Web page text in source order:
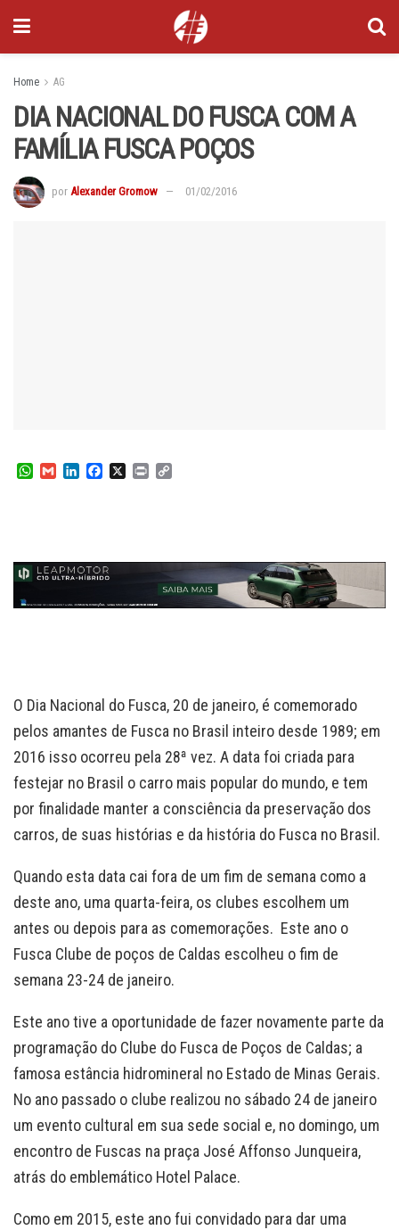
Home AG
DIA NACIONAL DO FUSCA COM A
FAMÍLIA FUSCA POÇOS
por Alexander Gromow 01/02/2016
W
p
p
G
I
n
o
k
X
P
n
k
O Dia Nacional do Fusca, 20 de janeiro, é comemorado
pelos amantes de Fusca no Brasil inteiro desde 1989; em
2016 isso ocorreu pela 28ª vez. A data foi criada para
festejar no Brasil o carro mais popular do mundo, e tem
por finalidade manter a consciência da preservação dos
carros, de suas histórias e da história do Fusca no Brasil.
Quando esta data cai fora de um fim de semana como a
deste ano, uma quarta-feira, os clubes escolhem um
antes ou depois para as comemorações. Este ano o
Fusca Clube de poços de Caldas escolheu o fim de
semana 23-24 de janeiro.
Este ano tive a oportunidade de fazer novamente parte da
programação do Clube do Fusca de Poços de Caldas; a
famosa estância hidromineral no Estado de Minas Gerais.
No ano passado o clube realizou no sábado 24 de janeiro
um evento cultural em sua sede social e, no domingo, um
encontro de Fuscas na praça José Affonso Junqueira,
atrás do emblemático Hotel Palace.
Como em 2015, este ano fui convidado para dar uma